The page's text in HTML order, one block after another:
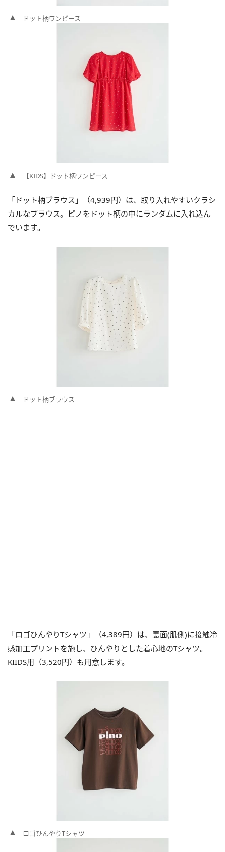
ドット柄ワンピース
【KIDS】ドット柄ワンピース
「ドット柄ブラウス」（4,939円）は、取り入れやすいクラシ
カルなブラウス。ピノをドット柄の中にランダムに入れ込ん
でいます。
ドット柄ブラウス
「ロゴひんやりTシャツ」（4,389円）は、裏面(肌側)に接触冷
感加工プリントを施し、ひんやりとした着心地のTシャツ。
KIIDS用（3,520円）も用意します。
ロゴひんやりTシャツ